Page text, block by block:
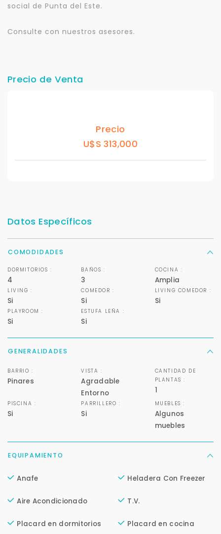
social de Punta del Este.
Consulte con nuestros asesores.
Precio de Venta
Precio
U$S 313,000
Datos Específicos
COMODIDADES
DORMITORIOS :
4
BAÑOS :
3
COCINA :
Amplia
LIVING :
Si
COMEDOR :
Si
LIVING COMEDOR :
Si
PLAYROOM :
Si
ESTUFA LEÑA :
Si
GENERALIDADES
BARRIO :
Pinares
VISTA :
Agradable
Entorno
CANTIDAD DE
PLANTAS :
1
PISCINA :
Si
PARRILLERO :
Si
MUEBLES :
Algunos
muebles
EQUIPAMIENTO
Anafe Heladera Con Freezer
Aire Acondicionado T.V.
Placard en dormitorios Placard en cocina
Para responderte
mejor y más rápido